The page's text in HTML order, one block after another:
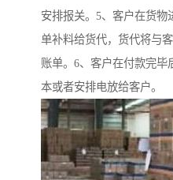
安排报关。5、客户在货
单补料给货代，货代将与
账单。6、客户在付款完毕
本或者安排电放给客户。